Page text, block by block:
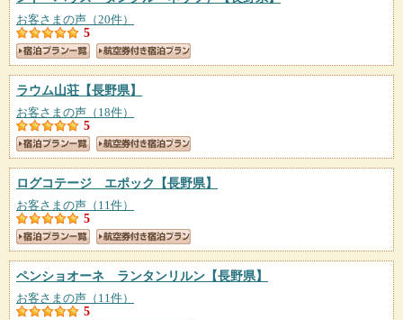
お客さまの声（20件）
5
ラウム山荘 【長野県】
お客さまの声（18件）
5
ログコテージ エポック 【長野県】
お客さまの声（11件）
5
ペンショオーネ ランタンリルン 【長野県】
お客さまの声（11件）
5